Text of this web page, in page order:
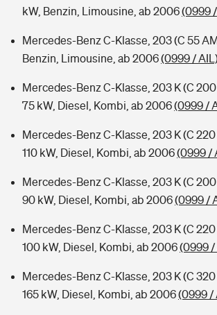
kW, Benzin, Limousine, ab 2006(0999
Mercedes-Benz C-Klasse, 203 (C 55
Benzin, Limousine, ab 2006(0999 /
Mercedes-Benz C-Klasse, 203 K (C 200
75 kW, Diesel, Kombi, ab 2006(0999 /
Mercedes-Benz C-Klasse, 203 K (C 220
110 kW, Diesel, Kombi, ab 2006(0999 /
Mercedes-Benz C-Klasse, 203 K (C 200
90 kW, Diesel, Kombi, ab 2006(0999 /
Mercedes-Benz C-Klasse, 203 K (C 220
100 kW, Diesel, Kombi, ab 2006(0999 /
Mercedes-Benz C-Klasse, 203 K (C 320
165 kW, Diesel, Kombi, ab 2006(0999 /